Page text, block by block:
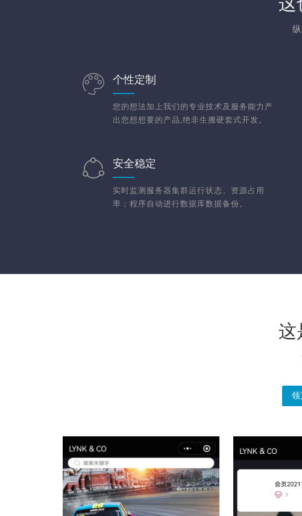
个性定制
您的想法加上我们的专业技术及服务能力产
出您想想要的产品,绝非生搬硬套式开发。
安全稳定
实时监测服务器集群运行状态、资源占用
率；程序自动进行数据库数据备份。
这
领